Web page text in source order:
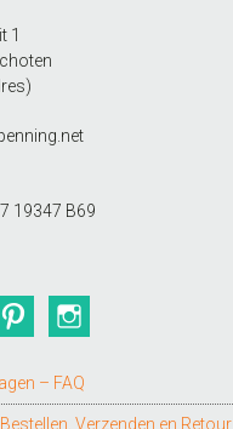
1
19347 B69
FacebookPinterest
– FAQ
Verzenden en Retour